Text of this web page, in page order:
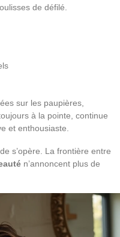
de défilé.
sur les paupières,
à la pointe, continue
et enthousiaste.
s’opère. La frontière entre
n’annoncent plus de